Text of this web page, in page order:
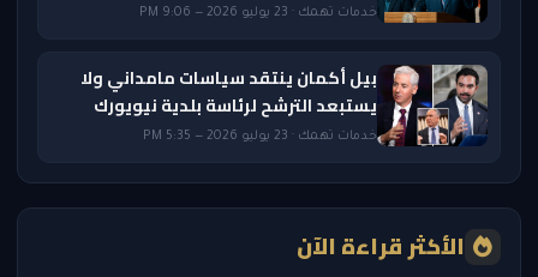
خدمات تهمك · 23 يوليو 2026 — 9:06 PM
بيل أكمان ينتقد سياسات مامداني ولا
يستبعد الترشح لرئاسة بلدية نيويورك
خدمات تهمك · 23 يوليو 2026 — 5:35 PM
الأكثر قراءة الآن